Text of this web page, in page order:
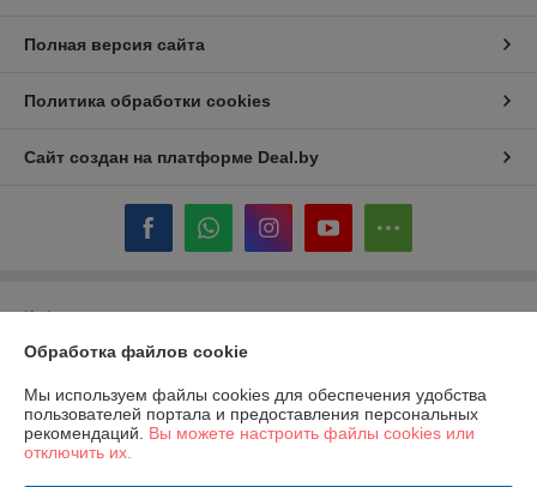
Полная версия сайта
Политика обработки cookies
Сайт создан на платформе Deal.by
Информация для покупателя
Юридическое лицо:ООО «ГастробизнесГрупп»
дом 11, помещение 844, офис 1
Регистрационный номер ЕГР: 193067148
Обработка файлов cookie
Мы используем файлы cookies для обеспечения удобства
пользователей портала и предоставления персональных
рекомендаций. Вы можете настроить файлы cookies или
отключить их.